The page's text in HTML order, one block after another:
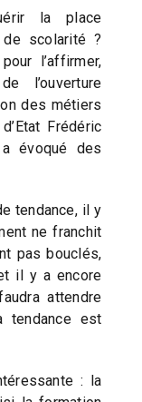
la place
scolarité ?
l’affirmer,
l’ouverture
des métiers
Frédéric
évoqué des
tendance, il y
ne franchit
pas bouclés,
il y a encore
attendre
tendance est
: la